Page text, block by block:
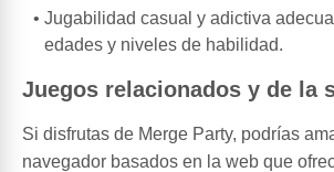
Jugabilidad casual y adictiva
edades y niveles de habilidad.
Juegos relacionados y de la
Si disfrutas de Merge Party, podrías
navegador basados en la web que